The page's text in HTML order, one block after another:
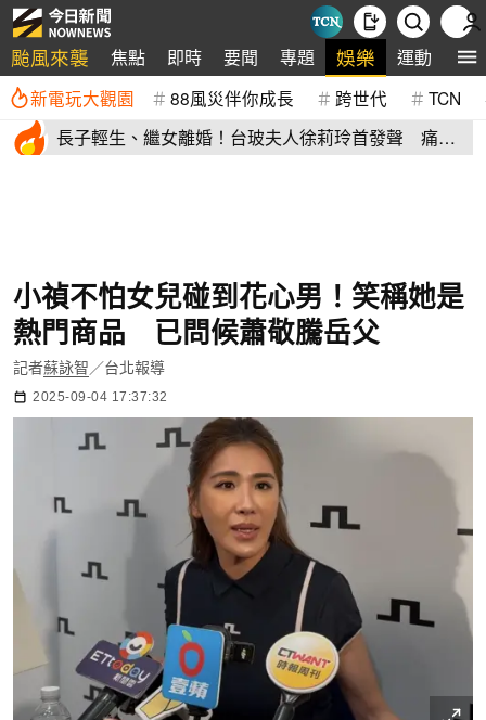
颱風來襲 焦點 即時 要聞 專題 娛樂 運動 全
新電玩大觀園 88風災伴你成長 跨世代 TCN
長子輕生、繼女離婚！台玻夫人徐莉玲首發聲 痛揭
小禎不怕女兒碰到花心男！笑稱她是
熱門商品 已問候蕭敬騰岳父
記者蘇詠智 ／台北報導
2025-09-04 17:37:32